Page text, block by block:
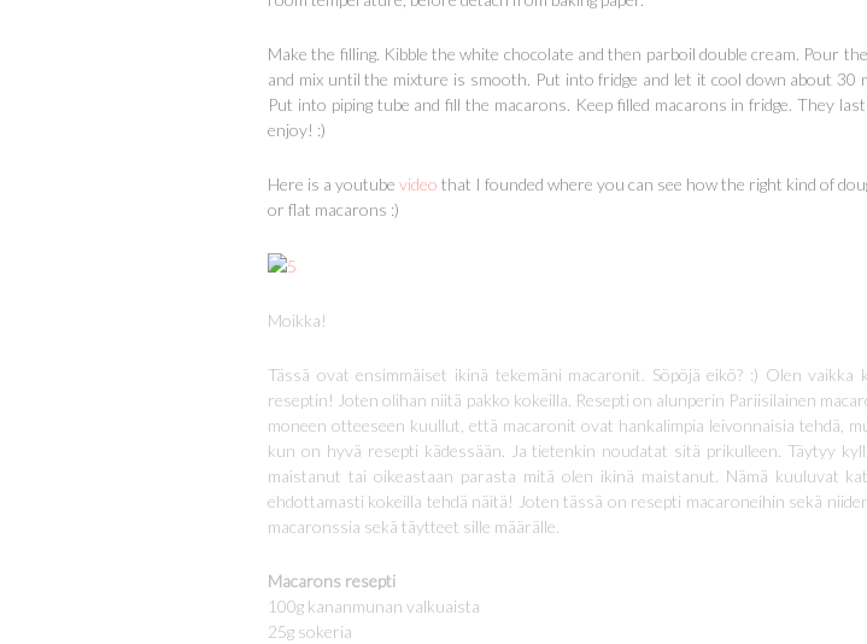
Make the filling. Kibble the white chocolate and then parboil double cream. Pour
and mix until the mixture is smooth. Put into fridge and let it cool down about
Put into piping tube and fill the macarons. Keep filled macarons in fridge. They
enjoy! :)
Here is a youtube video that I founded where you can see how the right kind of
or flat macarons :)
Moikka!
Tässä ovat ensimmäiset ikinä tekemäni macaronit. Söpöjä eikö? :) Olen
reseptin! Joten olihan niitä pakko kokeilla. Resepti on alunperin Pariisilainen
moneen otteeseen kuullut, että macaronit ovat hankalimpia leivonnaisia tehdä,
kun on hyvä resepti kädessään. Ja tietenkin noudatat sitä prikulleen. Täytyy
maistanut tai oikeastaan parasta mitä olen ikinä maistanut. Nämä kuuluvat
ehdottamasti kokeilla tehdä näitä! Joten tässä on resepti macaroneihin sekä
macaronssia sekä täytteet sille määrälle.
Macarons resepti
100g kananmunan valkuaista
25g sokeria